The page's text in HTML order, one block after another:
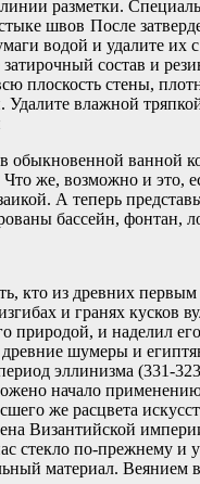
разметки.
швов После
водой и удалите их
затирочный состав и
плоскость стены,
Удалите влажной
обыкновенной ванной
Что же, возможно и это,
А теперь
бассейн, фонтан,
кто из древних
и гранях кусков
природой, и наделил
шумеры и
эллинизма (331-
начало применению
же расцвета
Византийской
стекло по-прежнему и
материал. Веянием